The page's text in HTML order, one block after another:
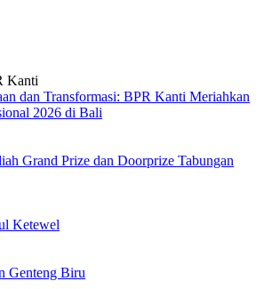
dan Transformasi: BPR Kanti Meriahkan
2026 di Bali
Grand Prize dan Doorprize Tabungan
Ketewel
Genteng Biru